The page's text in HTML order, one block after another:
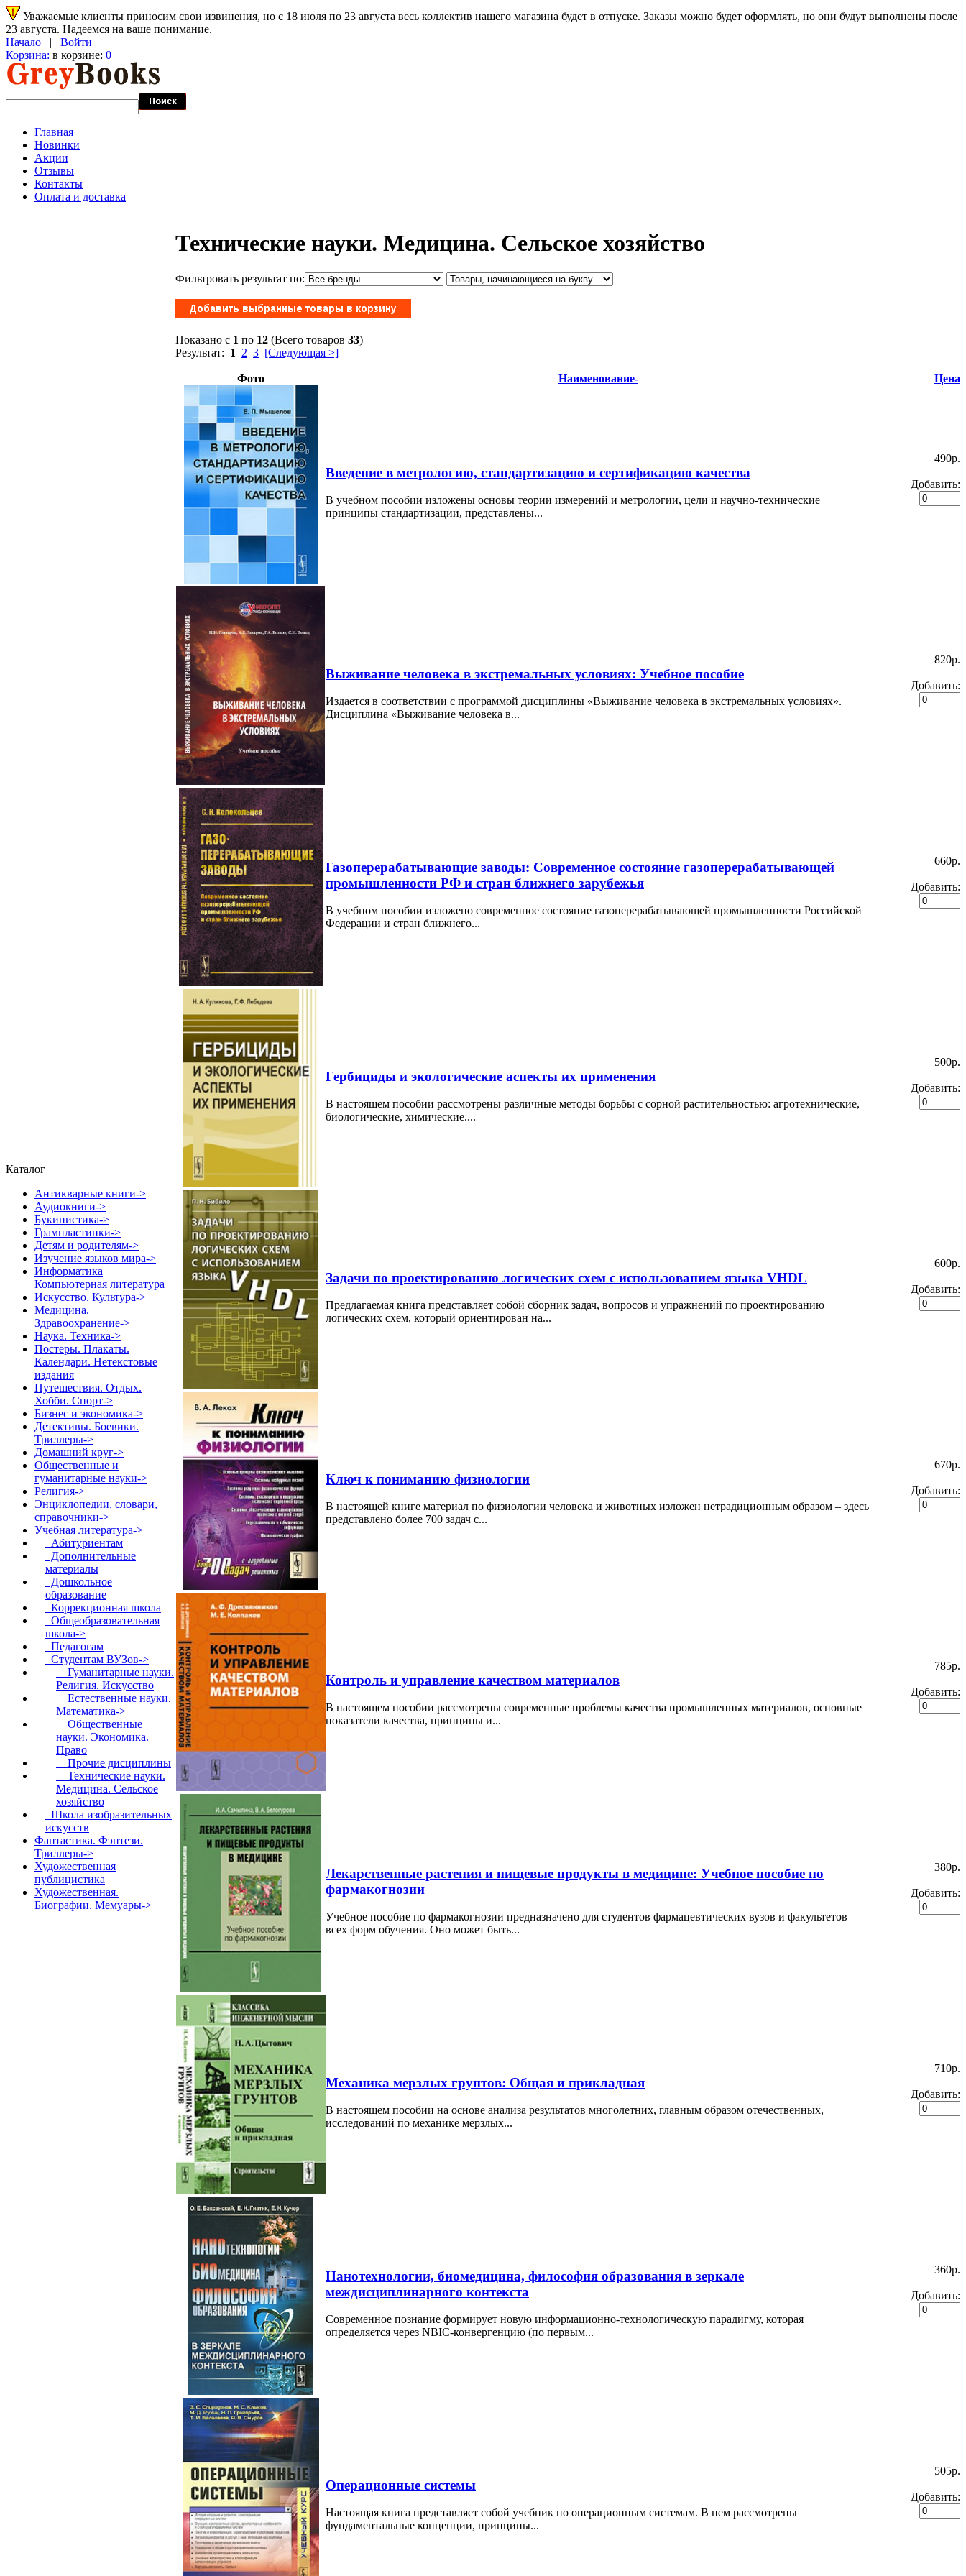
Уважаемые клиенты приносим свои извинения, но с 18 июля по 23 августа весь коллектив нашего магазина будет в отпуске. Заказы можно будет оформлять, но они будут выполнены после
23 августа. Надеемся на ваше понимание.
Начало | Войти
Корзина: в корзине: 0
Главная
Новинки
Акции
Отзывы
Контакты
Оплата и доставка
Каталог
Антикварные книги->
Аудиокниги->
Букинистика->
Грампластинки->
Детям и родителям->
Изучение языков мира->
Информатика
Компьютерная литература
Искусство. Культура->
Медицина.
Здравоохранение->
Наука. Техника->
Постеры. Плакаты.
Календари. Нетекстовые
издания
Путешествия. Отдых.
Хобби. Спорт->
Бизнес и экономика->
Детективы. Боевики.
Триллеры->
Домашний круг->
Общественные и
гуманитарные науки->
Религия->
Энциклопедии, словари,
справочники->
Учебная литература->
Абитуриентам
Дополнительные
материалы
Дошкольное
образование
Коррекционная школа
Общеобразовательная
школа->
Педагогам
Студентам ВУЗов->
Гуманитарные науки.
Религия. Искусство
Естественные науки.
Математика->
Общественные
науки. Экономика.
Право
Прочие дисциплины
Технические науки.
Медицина. Сельское
хозяйство
Школа изобразительных
искусств
Фантастика. Фэнтези.
Триллеры->
Художественная
публицистика
Художественная.
Биографии. Мемуары->
Технические науки. Медицина. Сельское хозяйство
Фильтровать результат по:
Показано с 1 по 12 (Всего товаров 33)
Результат: 1 2 3 [Следующая >]
Фото Наименование- Цена
Введение в метрологию, стандартизацию и сертификацию качества
В учебном пособии изложены основы теории измерений и метрологии, цели и научно-технические
принципы стандартизации, представлены...
490p.
Добавить:
Выживание человека в экстремальных условиях: Учебное пособие
Издается в соответствии с программой дисциплины «Выживание человека в экстремальных условиях».
Дисциплина «Выживание человека в...
820p.
Добавить:
Газоперерабатывающие заводы: Современное состояние газоперерабатывающей
промышленности РФ и стран ближнего зарубежья
В учебном пособии изложено современное состояние газоперерабатывающей промышленности Российской
Федерации и стран ближнего...
660p.
Добавить:
Гербициды и экологические аспекты их применения
В настоящем пособии рассмотрены различные методы борьбы с сорной растительностью: агротехнические,
биологические, химические....
500p.
Добавить:
Задачи по проектированию логических схем с использованием языка VHDL
Предлагаемая книга представляет собой сборник задач, вопросов и упражнений по проектированию
логических схем, который ориентирован на...
600p.
Добавить:
Ключ к пониманию физиологии
В настоящей книге материал по физиологии человека и животных изложен нетрадиционным образом – здесь
представлено более 700 задач с...
670p.
Добавить:
Контроль и управление качеством материалов
В настоящем пособии рассмотрены современные проблемы качества промышленных материалов, основные
показатели качества, принципы и...
785p.
Добавить:
Лекарственные растения и пищевые продукты в медицине: Учебное пособие по
фармакогнозии
Учебное пособие по фармакогнозии предназначено для студентов фармацевтических вузов и факультетов
всех форм обучения. Оно может быть...
380p.
Добавить:
Механика мерзлых грунтов: Общая и прикладная
В настоящем пособии на основе анализа результатов многолетних, главным образом отечественных,
исследований по механике мерзлых...
710p.
Добавить:
Нанотехнологии, биомедицина, философия образования в зеркале
междисциплинарного контекста
Современное познание формирует новую информационно-технологическую парадигму, которая
определяется через NBIC-конвергенцию (по первым...
360p.
Добавить:
Операционные системы
Настоящая книга представляет собой учебник по операционным системам. В нем рассмотрены
фундаментальные концепции, принципы...
505p.
Добавить: